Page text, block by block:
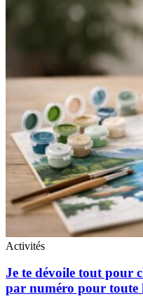
Activités
Je te dévoile tout pour
par numéro pour toute